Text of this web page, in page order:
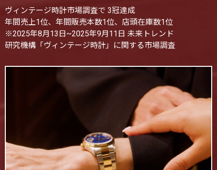
ヴィンテージ時計市場調査で 3冠達成
年間売上1位、年間販売本数1位、店頭在庫数1位
※2025年8月13日~2025年9月11日 未来トレンド
研究機構「ヴィンテージ時計」に関する市場調査